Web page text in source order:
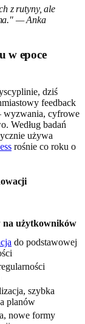
z rutyny, ale
— Anka
w epoce
dziś
feedback
wyzwania, cyfrowe
Według badań
używa
rośnie co roku o
na użytkowników
do podstawowej
szybka
planów
nowe formy